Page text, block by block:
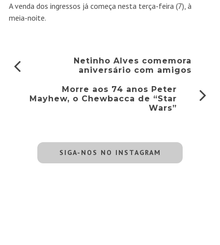
A venda dos ingressos já começa nesta terça-feira (7), à
meia-noite.
Netinho Alves comemora
aniversário com amigos
Morre aos 74 anos Peter
Mayhew, o Chewbacca de “Star
Wars”
SIGA-NOS NO INSTAGRAM